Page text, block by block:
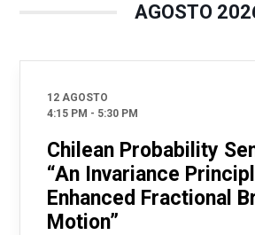
AGOSTO
12 AGOSTO
4:15 PM - 5:30 PM
Chilean Probability
“An Invariance
Enhanced Fractional
Motion”